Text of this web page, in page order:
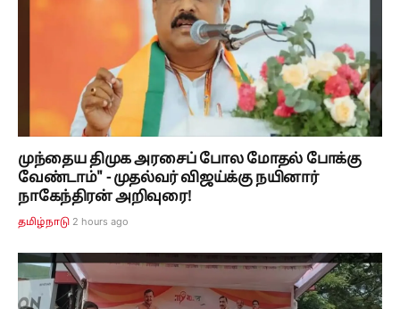
முந்தைய திமுக அரசைப் போல மோதல் போக்கு
வேண்டாம்" - முதல்வர் விஜய்க்கு நயினார்
நாகேந்திரன் அறிவுரை!
தமிழ்நாடு 2 hours ago